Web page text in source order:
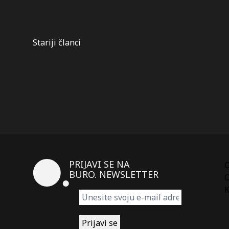
Kretanje
Stariji članci
PRIJAVI SE NA
BURO. NEWSLETTER